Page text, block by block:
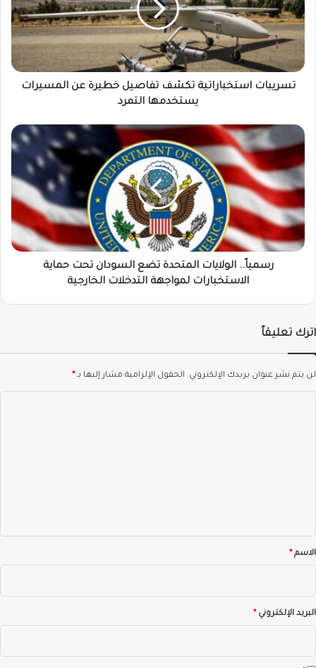
خطيرة
عن
المسيرات
يستخدمها
التمرد
تسريبات استخباراتية تكشف تفاصيل خطيرة عن المسيرات
يستخدمها التمرد
رسمياً..
الولايات
المتحدة
تضع
السودان
تحت
حماية
الاستخبارات
لمواجهة
التدخلاترسمياً.. الولايات المتحدة تضع السودان تحت حماية
الاستخبارات لمواجهة التدخلات الخارجية
اترك تعليقاً
لن يتم نشر عنوان بريدك الإلكتروني. الحقول الإلزامية مشار إليها بـ*
*الاسم*
البريد الإلكتروني*